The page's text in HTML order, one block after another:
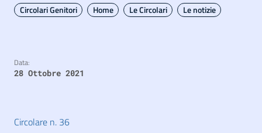
Circolari Genitori
Home Le Circolari Le notizie
Data:
28 Ottobre 2021
Circolare n. 36